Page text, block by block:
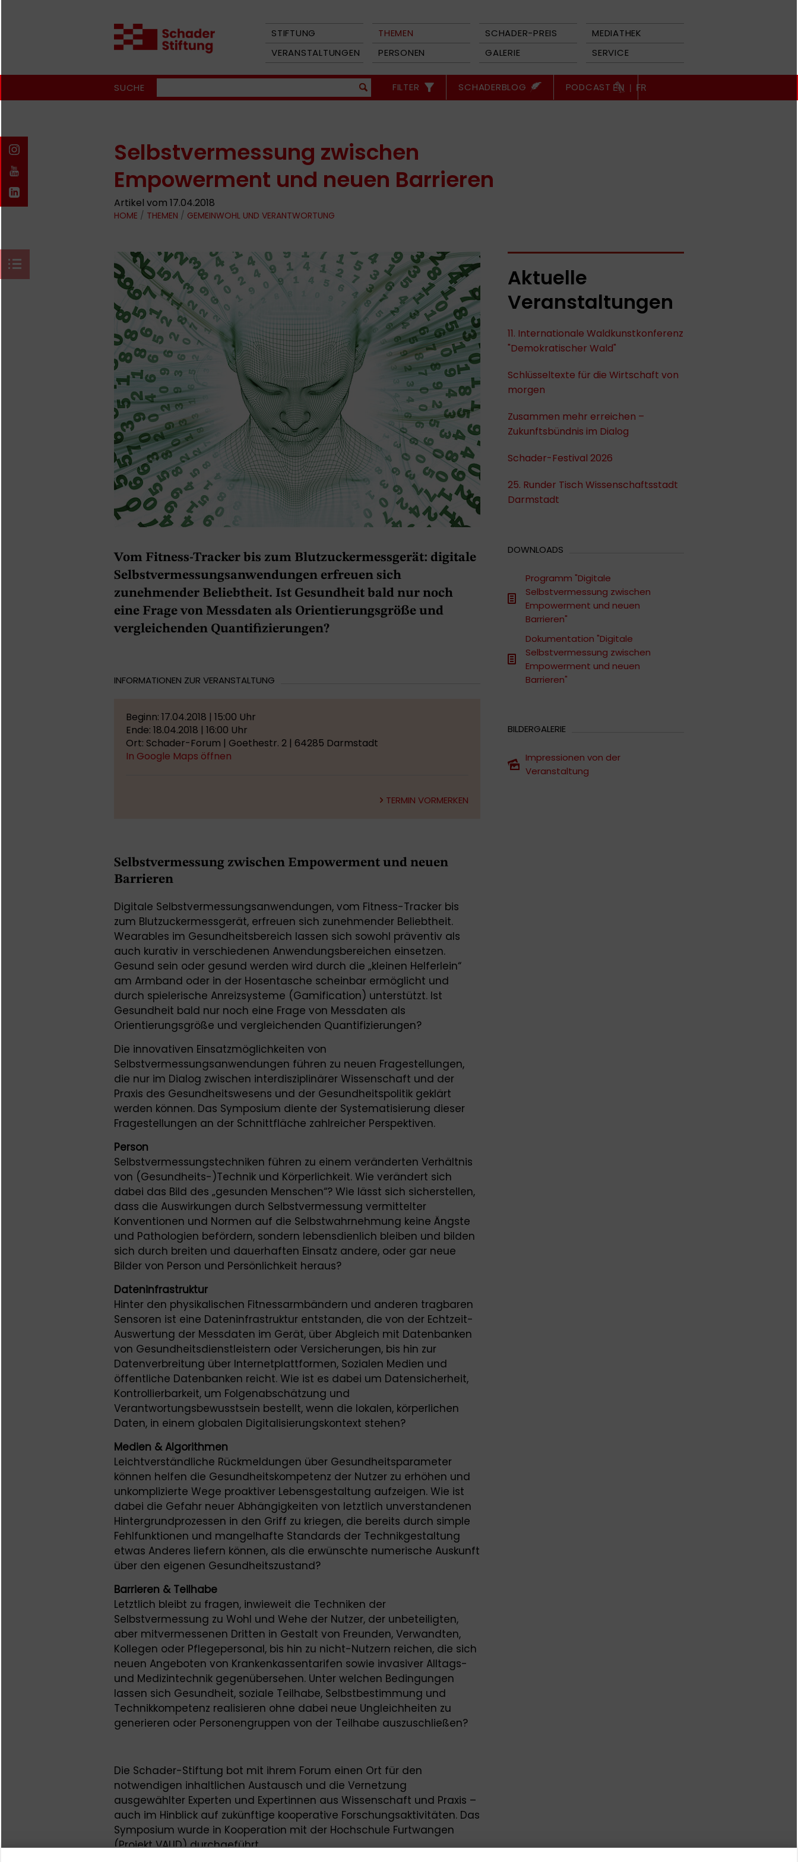
STIFTUNG THEMEN SCHADER-PREIS
MEDIATHEK
VERANSTALTUNGEN
PERSONEN GALERIE SERVICE
SUCHE FILTER SCHADERBLOG PODCAST EN | FR
Selbstvermessung zwischen
Empowerment und neuen Barrieren
Artikel vom 17.04.2018
HOME / THEMEN / GEMEINWOHL UND VERANTWORTUNG
Vom Fitness-Tracker bis zum Blutzuckermessgerät: digitale
Selbstvermessungsanwendungen erfreuen sich
zunehmender Beliebtheit. Ist Gesundheit bald nur noch
eine Frage von Messdaten als Orientierungsgröße und
vergleichenden Quantifizierungen?
INFORMATIONEN ZUR VERANSTALTUNG
Beginn: 17.04.2018 | 15:00 Uhr
Ende: 18.04.2018 | 16:00 Uhr
Ort: Schader-Forum | Goethestr. 2 | 64285 Darmstadt
In Google Maps öffnen
TERMIN VORMERKEN
Selbstvermessung zwischen Empowerment und neuen
Barrieren
Digitale Selbstvermessungsanwendungen, vom Fitness-Tracker bis
zum Blutzuckermessgerät, erfreuen sich zunehmender Beliebtheit.
Wearables im Gesundheitsbereich lassen sich sowohl präventiv als
auch kurativ in verschiedenen Anwendungsbereichen einsetzen.
Gesund sein oder gesund werden wird durch die „kleinen Helferlein“
am Armband oder in der Hosentasche scheinbar ermöglicht und
durch spielerische Anreizsysteme (Gamification) unterstützt. Ist
Gesundheit bald nur noch eine Frage von Messdaten als
Orientierungsgröße und vergleichenden Quantifizierungen?
Die innovativen Einsatzmöglichkeiten von
Selbstvermessungsanwendungen führen zu neuen Fragestellungen,
die nur im Dialog zwischen interdisziplinärer Wissenschaft und der
Praxis des Gesundheitswesens und der Gesundheitspolitik geklärt
werden können. Das Symposium diente der Systematisierung dieser
Fragestellungen an der Schnittfläche zahlreicher Perspektiven.
Person
Selbstvermessungstechniken führen zu einem veränderten Verhältnis
von (Gesundheits-)Technik und Körperlichkeit. Wie verändert sich
dabei das Bild des „gesunden Menschen“? Wie lässt sich sicherstellen,
dass die Auswirkungen durch Selbstvermessung vermittelter
Konventionen und Normen auf die Selbstwahrnehmung keine Ängste
und Pathologien befördern, sondern lebensdienlich bleiben und bilden
sich durch breiten und dauerhaften Einsatz andere, oder gar neue
Bilder von Person und Persönlichkeit heraus?
Dateninfrastruktur
Hinter den physikalischen Fitnessarmbändern und anderen tragbaren
Sensoren ist eine Dateninfrastruktur entstanden, die von der Echtzeit-
Auswertung der Messdaten im Gerät, über Abgleich mit Datenbanken
von Gesundheitsdienstleistern oder Versicherungen, bis hin zur
Datenverbreitung über Internetplattformen, Sozialen Medien und
öffentliche Datenbanken reicht. Wie ist es dabei um Datensicherheit,
Kontrollierbarkeit, um Folgenabschätzung und
Verantwortungsbewusstsein bestellt, wenn die lokalen, körperlichen
Daten, in einem globalen Digitalisierungskontext stehen?
Medien & Algorithmen
Leichtverständliche Rückmeldungen über Gesundheitsparameter
können helfen die Gesundheitskompetenz der Nutzer zu erhöhen und
unkomplizierte Wege proaktiver Lebensgestaltung aufzeigen. Wie ist
dabei die Gefahr neuer Abhängigkeiten von letztlich unverstandenen
Hintergrundprozessen in den Griff zu kriegen, die bereits durch simple
Fehlfunktionen und mangelhafte Standards der Technikgestaltung
etwas Anderes liefern können, als die erwünschte numerische Auskunft
über den eigenen Gesundheitszustand?
Barrieren & Teilhabe
Letztlich bleibt zu fragen, inwieweit die Techniken der
Selbstvermessung zu Wohl und Wehe der Nutzer, der unbeteiligten,
aber mitvermessenen Dritten in Gestalt von Freunden, Verwandten,
Kollegen oder Pflegepersonal, bis hin zu nicht-Nutzern reichen, die sich
neuen Angeboten von Krankenkassentarifen sowie invasiver Alltags-
und Medizintechnik gegenübersehen. Unter welchen Bedingungen
lassen sich Gesundheit, soziale Teilhabe, Selbstbestimmung und
Technikkompetenz realisieren ohne dabei neue Ungleichheiten zu
generieren oder Personengruppen von der Teilhabe auszuschließen?
Die Schader-Stiftung bot mit ihrem Forum einen Ort für den
notwendigen inhaltlichen Austausch und die Vernetzung
ausgewählter Experten und Expertinnen aus Wissenschaft und Praxis –
auch im Hinblick auf zukünftige kooperative Forschungsaktivitäten. Das
Symposium wurde in Kooperation mit der Hochschule Furtwangen
(Projekt VALID) durchgeführt.
Aktuelle
Veranstaltungen
11. Internationale Waldkunstkonferenz
"Demokratischer Wald"
Schlüsseltexte für die Wirtschaft von
morgen
Zusammen mehr erreichen –
Zukunftsbündnis im Dialog
Schader-Festival 2026
25. Runder Tisch Wissenschaftsstadt
Darmstadt
DOWNLOADS
Programm "Digitale
Selbstvermessung zwischen
Empowerment und neuen
Barrieren"
Dokumentation "Digitale
Selbstvermessung zwischen
Empowerment und neuen
Barrieren"
BILDERGALERIE
Impressionen von der
Veranstaltung